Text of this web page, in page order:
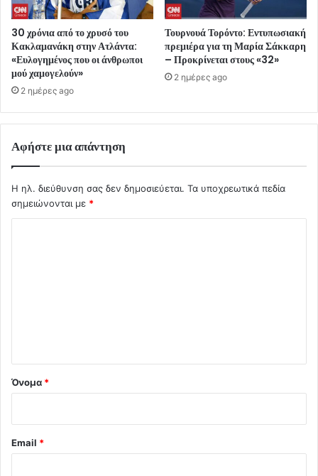
30 χρόνια από το χρυσό του
Κακλαμανάκη στην Ατλάντα:
«Ευλογημένος που οι άνθρωποι
μού χαμογελούν»
2 ημέρες ago
Τουρνουά Τορόντο: Εντυπωσιακή
πρεμιέρα για τη Μαρία Σάκκαρη
– Προκρίνεται στους «32»
2 ημέρες ago
Αφήστε μια απάντηση
Η ηλ. διεύθυνση σας δεν δημοσιεύεται. Τα υποχρεωτικά πεδία
σημειώνονται με *
Όνομα *
Email *